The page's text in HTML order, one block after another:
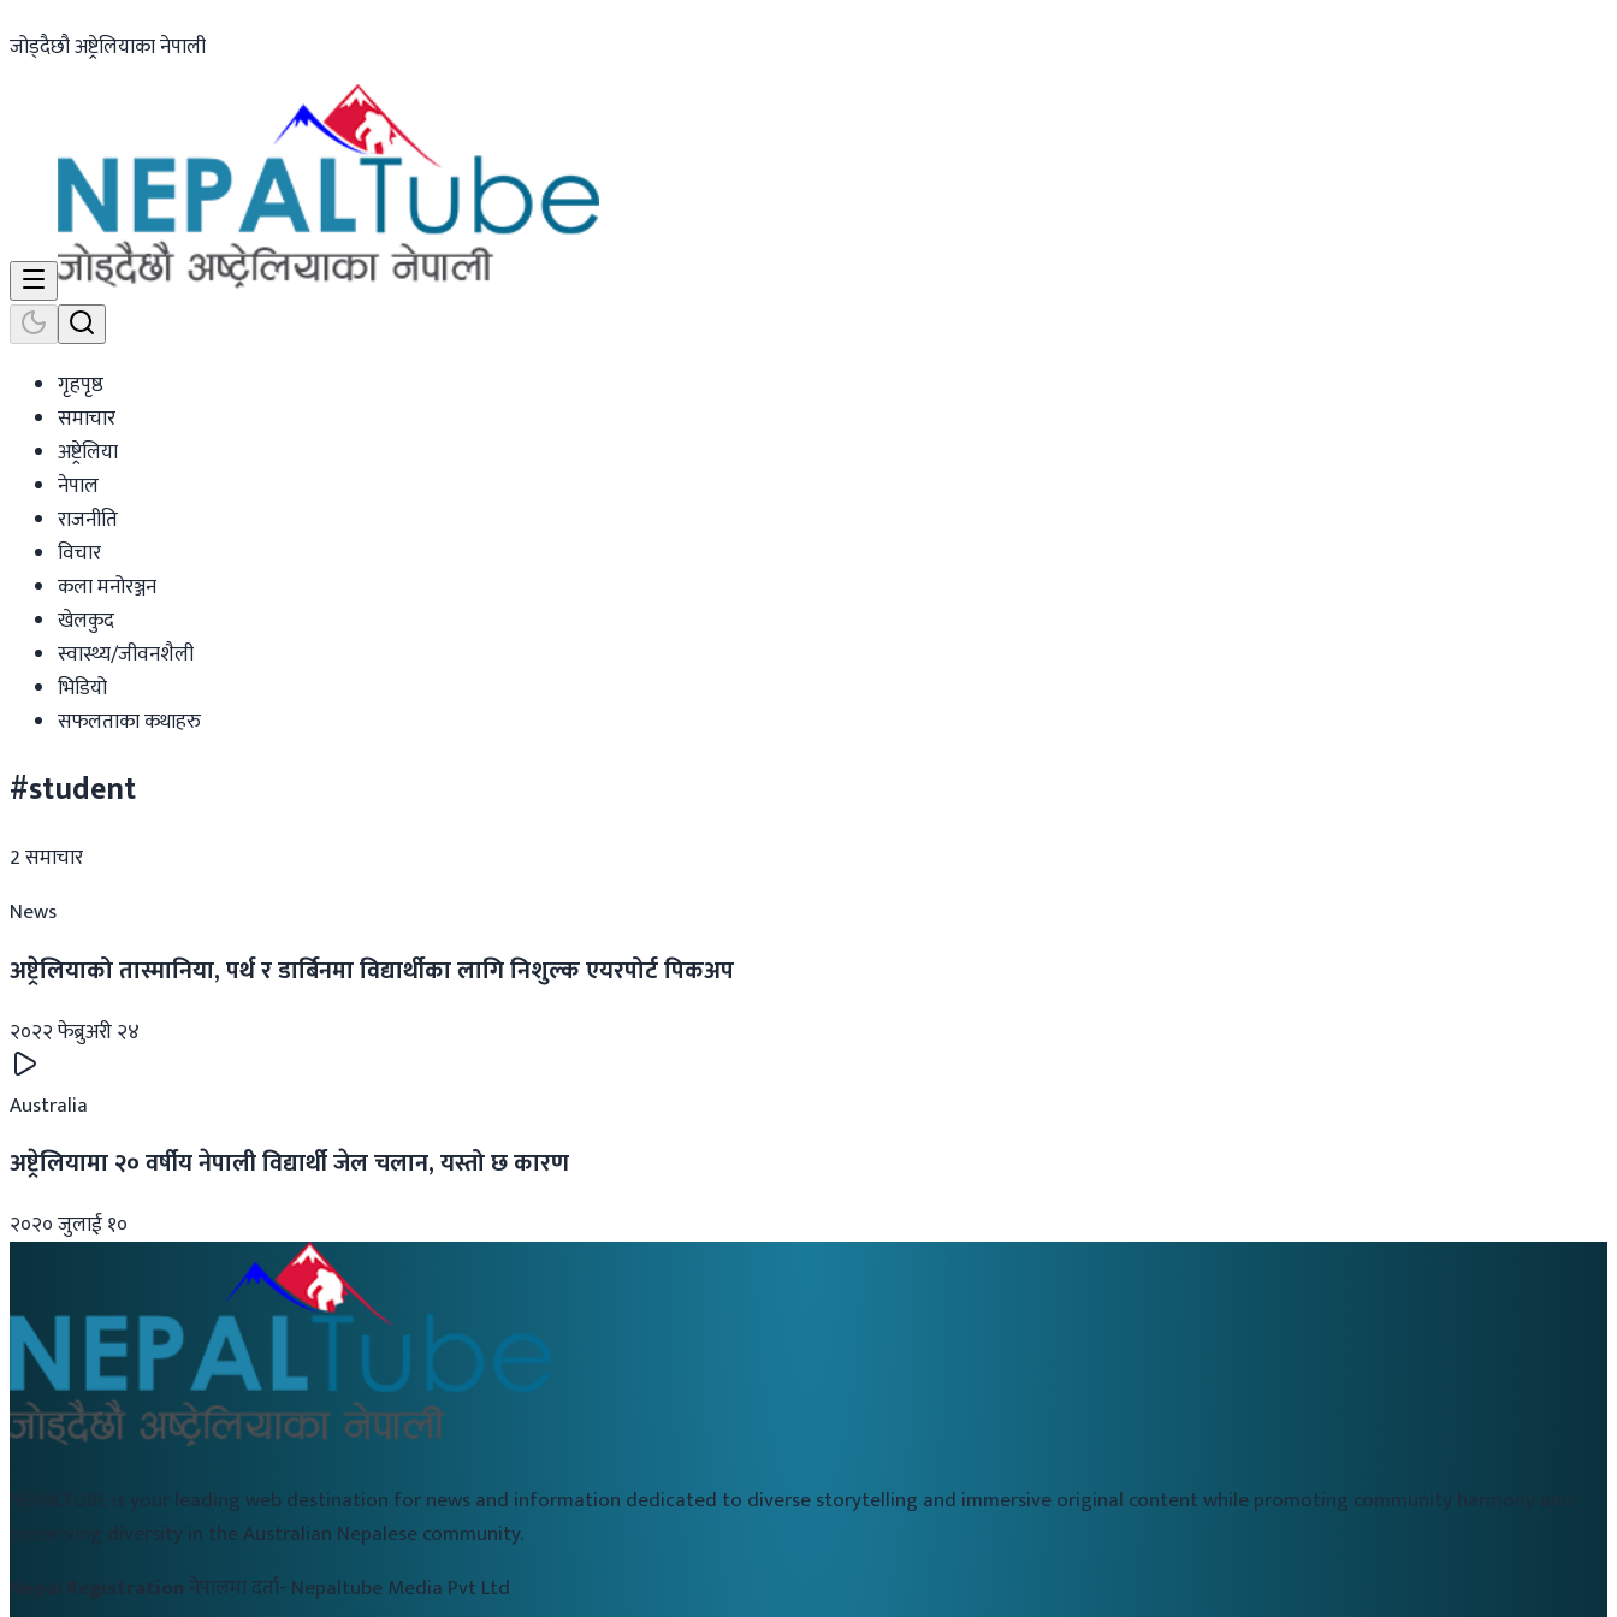
जोड्दैछौ अष्ट्रेलियाका नेपाली
गृहपृष्ठ
समाचार
अष्ट्रेलिया
नेपाल
राजनीति
विचार
कला मनोरञ्जन
खेलकुद
स्वास्थ्य/जीवनशैली
भिडियो
सफलताका कथाहरु
#student
2समाचार
News
अष्ट्रेलियाको तास्मानिया, पर्थ र डार्बिनमा विद्यार्थीका लागि निशुल्क एयरपोर्ट पिकअप
२०२२ फेब्रुअरी २४
Australia
अष्ट्रेलियामा २० वर्षीय नेपाली विद्यार्थी जेल चलान, यस्तो छ कारण
२०२० जुलाई १०
NEPALTUBE is your leading web destination for news and information dedicated to diverse storytelling and immersive original content while promoting community harmony and
preserving diversity in the Australian Nepalese community.
Nepal Registrationनेपालमा दर्ता- Nepaltube Media Pvt Ltd